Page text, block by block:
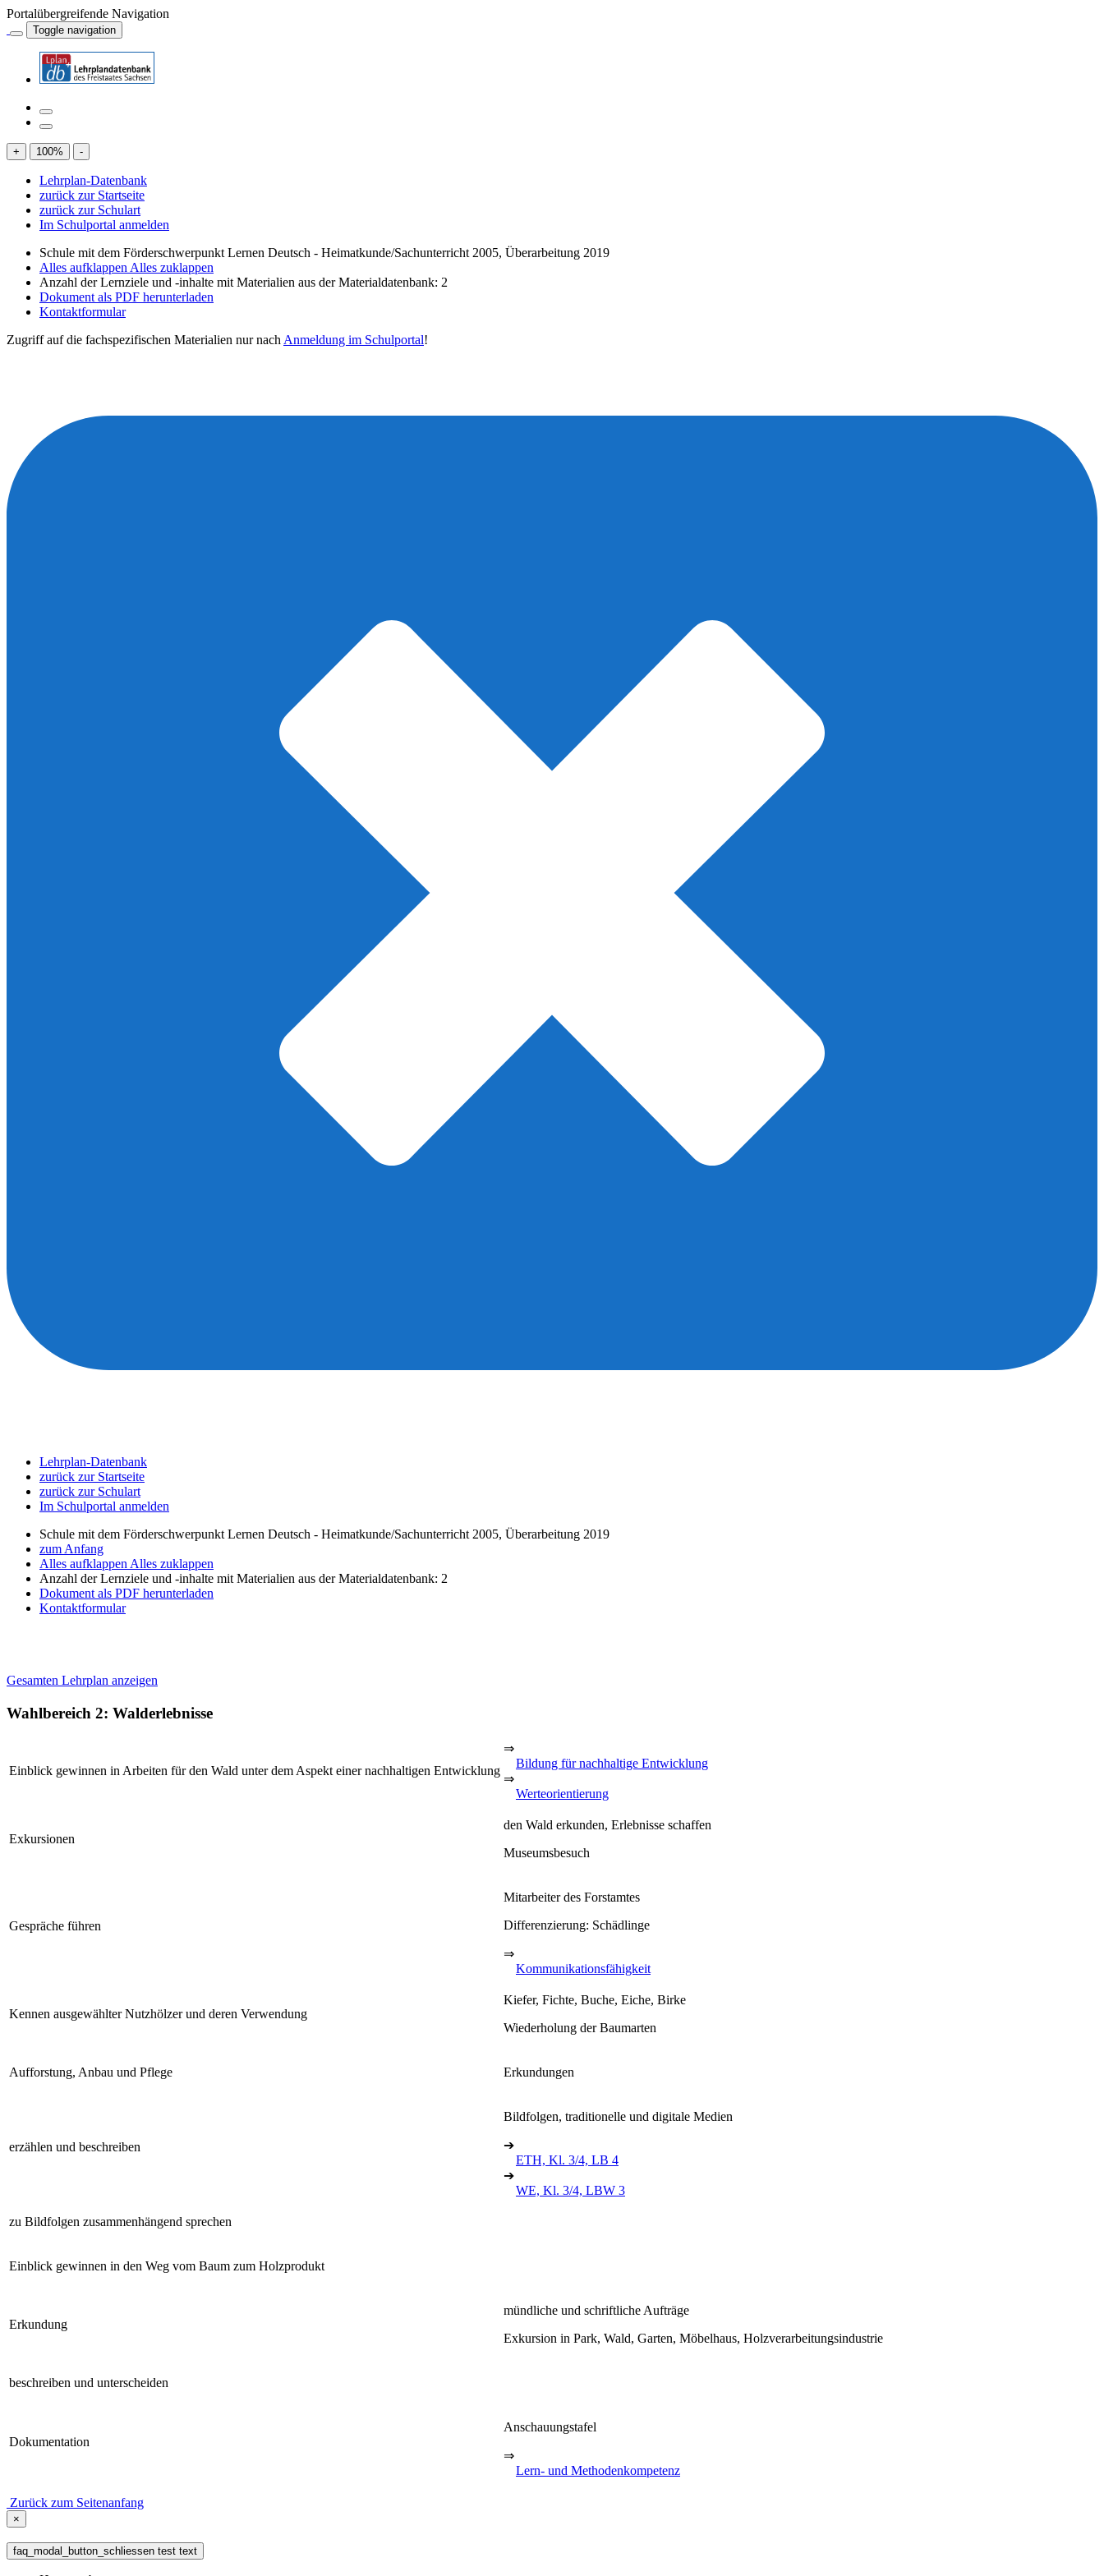
Portalübergreifende Navigation
Toggle navigation
+ 100% -
Lehrplan-Datenbank
zurück zur Startseite
zurück zur Schulart
Im Schulportal anmelden
Schule mit dem Förderschwerpunkt Lernen Deutsch - Heimatkunde/Sachunterricht 2005, Überarbeitung 2019
Alles aufklappen Alles zuklappen
Anzahl der Lernziele und -inhalte mit Materialien aus der Materialdatenbank: 2
Dokument als PDF herunterladen
Kontaktformular
Zugriff auf die fachspezifischen Materialien nur nach Anmeldung im Schulportal!
Lehrplan-Datenbank
zurück zur Startseite
zurück zur Schulart
Im Schulportal anmelden
Schule mit dem Förderschwerpunkt Lernen Deutsch - Heimatkunde/Sachunterricht 2005, Überarbeitung 2019
zum Anfang
Alles aufklappen Alles zuklappen
Anzahl der Lernziele und -inhalte mit Materialien aus der Materialdatenbank: 2
Dokument als PDF herunterladen
Kontaktformular
Gesamten Lehrplan anzeigen
Wahlbereich 2: Walderlebnisse
Einblick gewinnen in Arbeiten für den Wald unter dem Aspekt einer nachhaltigen Entwicklung
⇒
Bildung für nachhaltige Entwicklung
⇒
Werteorientierung
Exkursionen
den Wald erkunden, Erlebnisse schaffen
Museumsbesuch
Gespräche führen
Mitarbeiter des Forstamtes
Differenzierung: Schädlinge
⇒
Kommunikationsfähigkeit
Kennen ausgewählter Nutzhölzer und deren Verwendung
Kiefer, Fichte, Buche, Eiche, Birke
Wiederholung der Baumarten
Aufforstung, Anbau und Pflege Erkundungen
erzählen und beschreiben
Bildfolgen, traditionelle und digitale Medien
➔
ETH, Kl. 3/4, LB 4
➔
WE, Kl. 3/4, LBW 3
zu Bildfolgen zusammenhängend sprechen
Einblick gewinnen in den Weg vom Baum zum Holzprodukt
Erkundung
mündliche und schriftliche Aufträge
Exkursion in Park, Wald, Garten, Möbelhaus, Holzverarbeitungsindustrie
beschreiben und unterscheiden
Dokumentation
Anschauungstafel
⇒
Lern- und Methodenkompetenz
Zurück zum Seitenanfang
×
faq_modal_button_schliessen test text